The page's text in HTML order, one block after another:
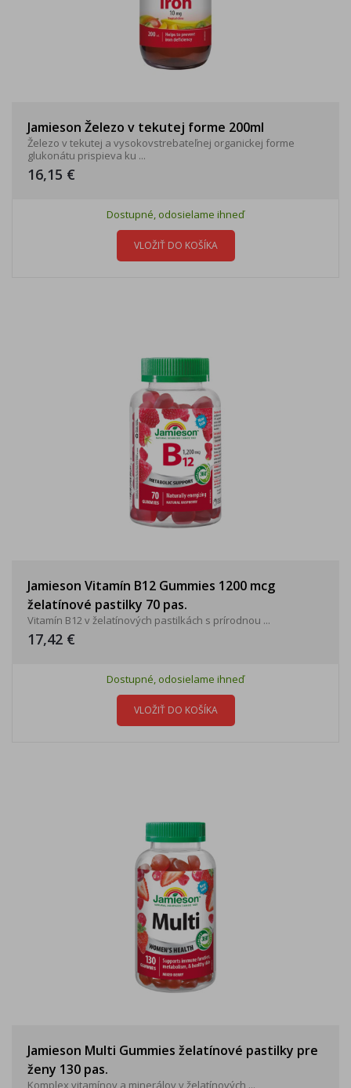
Jamieson Železo v tekutej forme 200ml
Železo v tekutej a vysokovstrebateľnej organickej forme
glukonátu prispieva ku ...
16,15 €
Dostupné, odosielame ihneď
VLOŽIŤ DO KOŠÍKA
Jamieson Vitamín B12 Gummies 1200 mcg
želatínové pastilky 70 pas.
Vitamín B12 v želatínových pastilkách s prírodnou ...
17,42 €
Dostupné, odosielame ihneď
VLOŽIŤ DO KOŠÍKA
Jamieson Multi Gummies želatínové pastilky pre
ženy 130 pas.
Komplex vitamínov a minerálov v želatínových ...